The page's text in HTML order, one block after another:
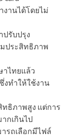
งานได้โดยไม่
รับปรุง
มประสิทธิภาพ
าไทยแล้ว
งทำให้ใช้งาน
ทธิภาพสูง แต่การ
กเกินไป
รถเลือกมีไฟล์